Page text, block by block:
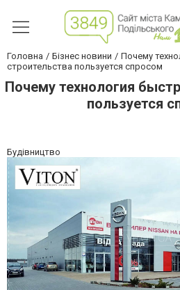
Головна Бізнес новини
Почему
строительства пользуется спросом
Почему технология
пользуется
Будівництво